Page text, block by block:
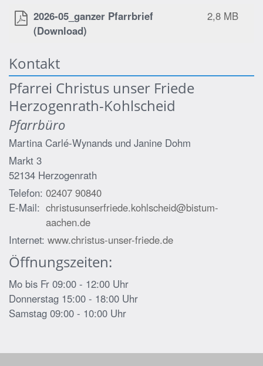
2026-05_ganzer Pfarrbrief
(Download)
2,8 MB
Kontakt
Pfarrei Christus unser Friede
Herzogenrath-Kohlscheid
Pfarrbüro
Martina Carlé-Wynands und Janine Dohm
Markt 3
52134 Herzogenrath
Telefon: 02407 90840
E-Mail: christusunserfriede.kohlscheid@bistum-
aachen.de
Internet: www.christus-unser-friede.de
Öffnungszeiten:
Mo bis Fr 09:00 - 12:00 Uhr
Donnerstag 15:00 - 18:00 Uhr
Samstag 09:00 - 10:00 Uhr